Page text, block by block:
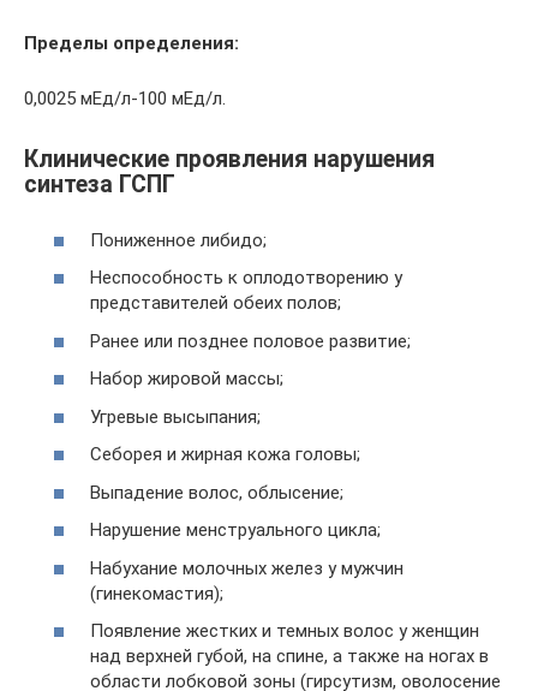
Пределы определения:
0,0025 мЕд/л-100 мЕд/л.
Клинические проявления нарушения
синтеза ГСПГ
Пониженное либидо;
Неспособность к оплодотворению у
представителей обеих полов;
Ранее или позднее половое развитие;
Набор жировой массы;
Угревые высыпания;
Себорея и жирная кожа головы;
Выпадение волос, облысение;
Нарушение менструального цикла;
Набухание молочных желез у мужчин
(гинекомастия);
Появление жестких и темных волос у женщин
над верхней губой, на спине, а также на ногах в
области лобковой зоны (гирсутизм, оволосение